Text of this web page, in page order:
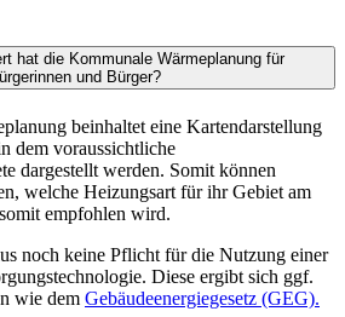
hat die Kommunale Wärmeplanung für
und Bürger?
beinhaltet eine Kartendarstellung
dem voraussichtliche
dargestellt werden. Somit können
welche Heizungsart für ihr Gebiet am
empfohlen wird.
noch keine Pflicht für die Nutzung einer
Diese ergibt sich ggf.
wie dem Gebäudeenergiegesetz (GEG).